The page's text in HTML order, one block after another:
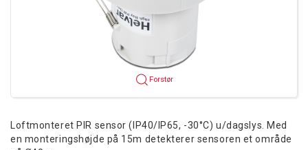
Forstør
Loftmonteret PIR sensor (IP40/IP65, -30°C) u/dagslys. Med
en monteringshøjde på 15m detekterer sensoren et område